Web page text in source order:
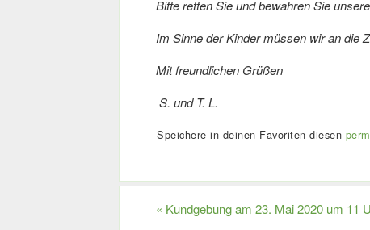
Bitte retten Sie und bewahren Sie
Im Sinne der Kinder müssen wir an die
Mit freundlichen Grüßen
S. und T. L.
Speichere in deinen Favoriten diesen
« Kundgebung am 23. Mai 2020 um 11